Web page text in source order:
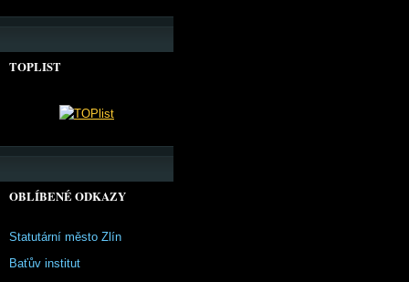
TOPLIST
OBLÍBENÉ ODKAZY
Statutární město Zlín
Baťův institut